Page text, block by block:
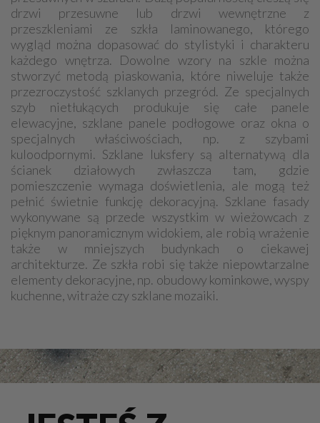
drzwi przesuwne lub drzwi wewnętrzne z
przeszkleniami ze szkła laminowanego, którego
wygląd można dopasować do stylistyki i charakteru
każdego wnętrza. Dowolne wzory na szkle można
stworzyć metodą piaskowania, które niweluje także
przezroczystość szklanych przegród. Ze specjalnych
szyb nietłukących produkuje się całe panele
elewacyjne, szklane panele podłogowe oraz okna o
specjalnych właściwościach, np. z szybami
kuloodpornymi. Szklane luksfery są alternatywą dla
ścianek działowych zwłaszcza tam, gdzie
pomieszczenie wymaga doświetlenia, ale mogą też
pełnić świetnie funkcję dekoracyjną. Szklane fasady
wykonywane są przede wszystkim w wieżowcach z
pięknym panoramicznym widokiem, ale robią wrażenie
także w mniejszych budynkach o ciekawej
architekturze. Ze szkła robi się także niepowtarzalne
elementy dekoracyjne, np. obudowy kominkowe, wyspy
kuchenne, witraże czy szklane mozaiki.